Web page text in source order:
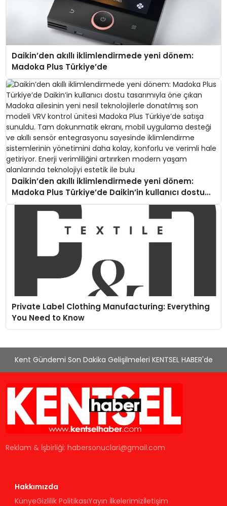
Daikin’den akıllı iklimlendirmede yeni dönem:
Madoka Plus Türkiye’de
Daikin’den akıllı iklimlendirmede yeni dönem:
Madoka Plus Türkiye’de Daikin’in kullanıcı dostu
tasarımıyla öne çıkan Madoka ailesinin yeni nesil
teknolojilerle donatılmış son modeli VRV kontrol
ünitesi Madoka Plus Türkiye’de satışa sunuldu.
Tam dokunmatik ekranı, mobil uygulama desteği
iklimlendirme sistemlerinin yönetimini daha kolay,
konforlu ve verimli hale getiriyor. Enerji verimliliğini
artırırken modern yaşam alanlarında teknolojiyi
Private Label Clothing Manufacturing: Everything
You Need to Know
Kent Gündemi Son Dakika Gelişilmeleri KENTSEL HABER'de
Reklam & İşbirliği:habersonuclari@gmail.com
Hakkımızda
KünyeGizlilik PolitikasıYayın İlkelerimizİletişim